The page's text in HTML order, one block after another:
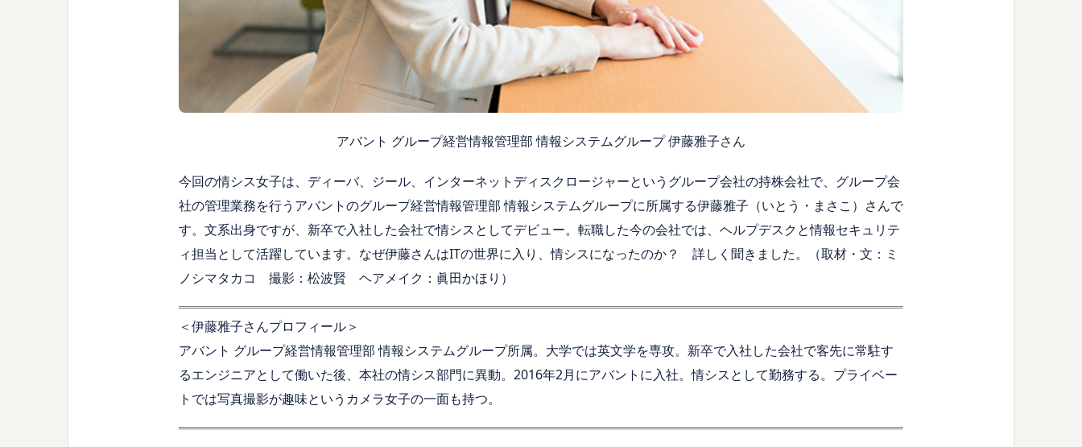
アバント グループ経営情報管理部 情報システムグループ 伊藤雅子さん
今回の情シス女子は、ディーバ、ジール、インターネットディスクロージャーというグループ会社の持株会社で、グループ会
社の管理業務を行うアバントのグループ経営情報管理部 情報システムグループに所属する伊藤雅子（いとう・まさこ）さんで
す。文系出身ですが、新卒で入社した会社で情シスとしてデビュー。転職した今の会社では、ヘルプデスクと情報セキュリテ
ィ担当として活躍しています。なぜ伊藤さんはITの世界に入り、情シスになったのか？ 詳しく聞きました。（取材・文：ミ
ノシマタカコ 撮影：松波賢 ヘアメイク：眞田かほり）
＜伊藤雅子さんプロフィール＞
アバント グループ経営情報管理部 情報システムグループ所属。大学では英文学を専攻。新卒で入社した会社で客先に常駐す
るエンジニアとして働いた後、本社の情シス部門に異動。2016年2月にアバントに入社。情シスとして勤務する。プライベー
トでは写真撮影が趣味というカメラ女子の一面も持つ。